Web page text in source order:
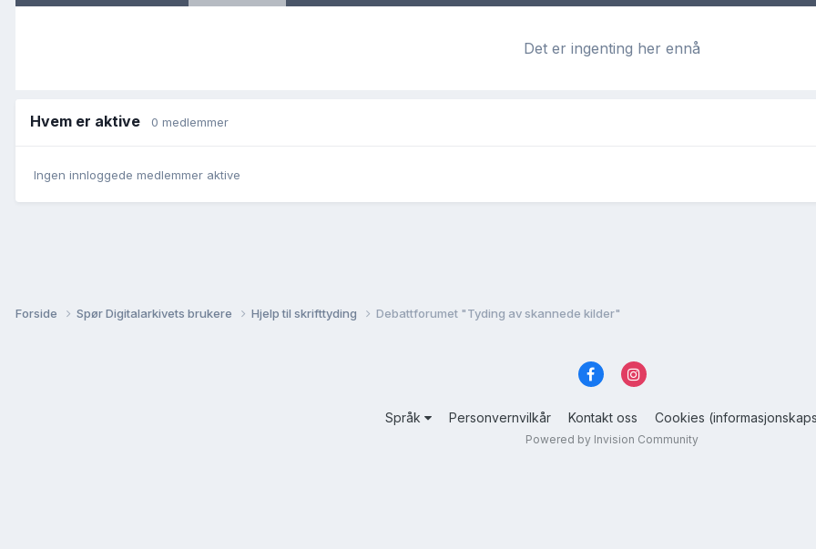
Det er ingenting her ennå
Hvem er aktive 0 medlemmer
Ingen innloggede medlemmer aktive
Forside Spør Digitalarkivets brukere Hjelp til skrifttyding Debattforumet "Tyding av skannede kilder"
Språk Personvernvilkår Kontakt oss Cookies
Powered by Invision Community